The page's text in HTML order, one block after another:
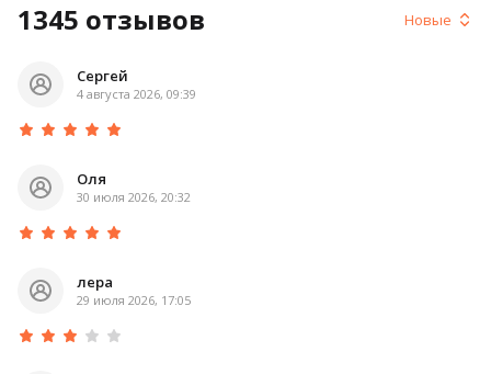
1345 отзывов Новые
Сергей
4 августа 2026, 09:39
Оля
30 июля 2026, 20:32
лера
29 июля 2026, 17:05